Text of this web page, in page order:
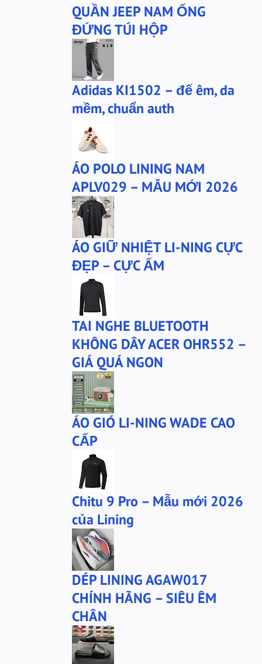
Tai nghe Acer Bluetooth
Thắt lưng Aokang
Túi ngủ 361
TẤT NAM 361
TẤT XTEP
Tất 361
Tất Anta
Tất Pierre Cardin
Xtep
Xtep sale
adidas .
adidas chính hãng
anta
bộ xtep
mũ
mũ lining
phu-kien-sale
quần puma
sale
sale giày anta
san-sale
tai nghe
tai-nghe
túi đeo chéo
tất nanjiren
Áo khoác 361
áo anta
áo cartelo
áo khoác adidas
QUẦN JEEP NAM ỐNG
ĐỨNG TÚI HỘP
Adidas KI1502 – đế êm, da
mềm, chuẩn auth
ÁO POLO LINING NAM
APLV029 – MẪU MỚI 2026
ÁO GIỮ NHIỆT LI-NING CỰC
ĐẸP – CỰC ẤM
TAI NGHE BLUETOOTH
KHÔNG DÂY ACER OHR552 –
GIÁ QUÁ NGON
ÁO GIÓ LI-NING WADE CAO
CẤP
Chitu 9 Pro – Mẫu mới 2026
của Lining
DÉP LINING AGAW017
CHÍNH HÃNG – SIÊU ÊM
CHÂN